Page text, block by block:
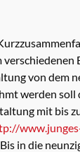
von dem
werden
mit bis
in die